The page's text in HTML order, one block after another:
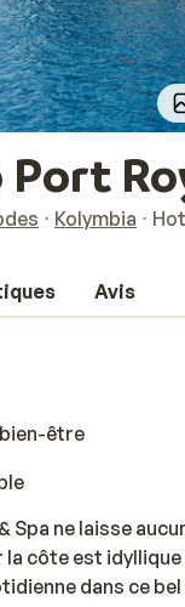
Kolymbia
Avis
être
Spa ne laisse
côte est idyllique
dans ce